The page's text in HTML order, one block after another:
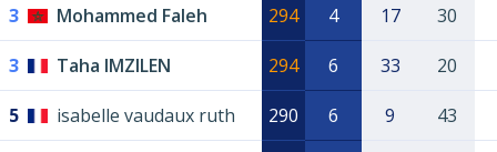
3 Mohammed Faleh 294 4 17 30
3 Taha IMZILEN 294 6 33 20
5 isabelle vaudaux ruth 290 6 9 43